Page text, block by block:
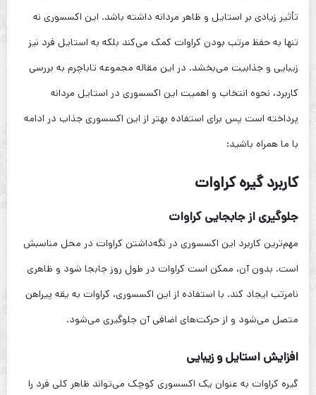
تأثیر زیادی بر استایل و ظاهر مردانه داشته باشد. این اکسسوری نه
تنها به حفظ مرتب بودن کراوات کمک می‌کند بلکه به استایل فرد نیز
زیبایی و جذابیت می‌بخشد. در این مقاله مجموعه تاباچرم به بررسی
کاربرد، نحوه انتخاب و اهمیت این اکسسوری در استایل مردانه
پرداخته است پس برای استفاده بهتر از این اکسسوری جذاب در ادامه
با ما همراه باشید:
کاربرد گیره کراوات
جلوگیری از جابجایی کراوات
مهم‌ترین کاربرد این اکسسوری در نگه‌داشتن کراوات در محل مناسبش
است. بدون آن، ممکن است کراوات در طول روز جابجا شود و ظاهری
نامرتب ایجاد کند. با استفاده از این اکسسوری، کراوات به یقه پیراهن
متصل می‌شود و از حرکت‌های اضافی آن جلوگیری می‌شود.
افزایش استایل و زیبایی
گیره کراوات به عنوان یک اکسسوری کوچک می‌تواند ظاهر کلی فرد را